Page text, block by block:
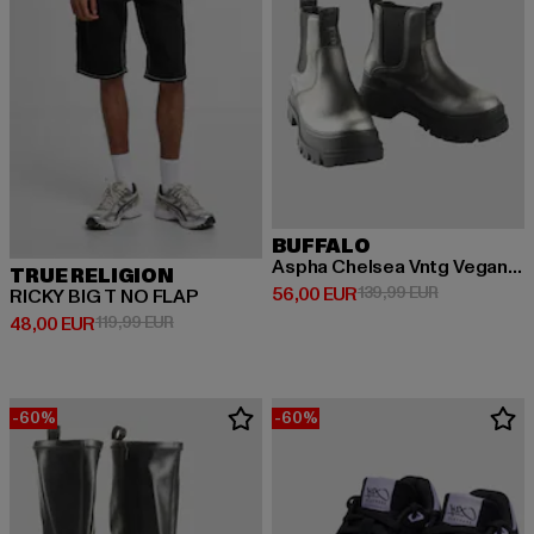
TRUE RELIGION
RICKY BIG T NO FLAP
48,00 EUR
Derzeitiger Preis: 48,00 EUR
119,99 EURAktionspreis: 119,99 EUR
BUFFALO
Aspha Chelsea Vntg Vegan Nappa
56,00 EUR
Derzeitiger Preis: 56,00 EUR
139,99 EURAktionspreis:
-60% -60%